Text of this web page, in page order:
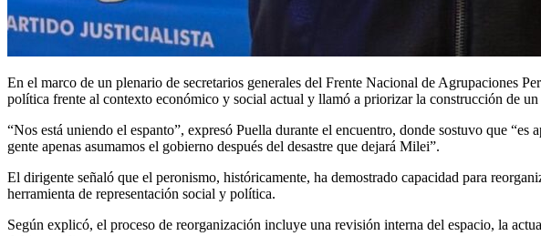
En el marco de un plenario de secretarios generales del Frente Nacional de Agrupaciones
política frente al contexto económico y social actual y llamó a priorizar la construcción de
“Nos está uniendo el espanto”, expresó Puella durante el encuentro, donde sostuvo que
gente apenas asumamos el gobierno después del desastre que dejará Milei”.
El dirigente señaló que el peronismo, históricamente, ha demostrado capacidad para
herramienta de representación social y política.
Según explicó, el proceso de reorganización incluye una revisión interna del espacio, la